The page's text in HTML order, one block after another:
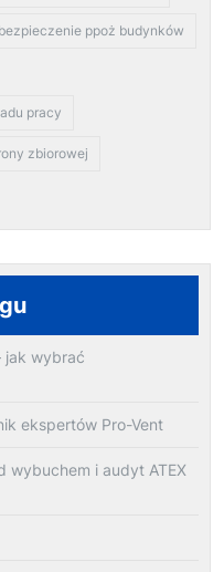
ppoż budynków
pracy
zbiorowej
jak wybrać
ekspertów Pro-Vent
wybuchem i audyt ATEX